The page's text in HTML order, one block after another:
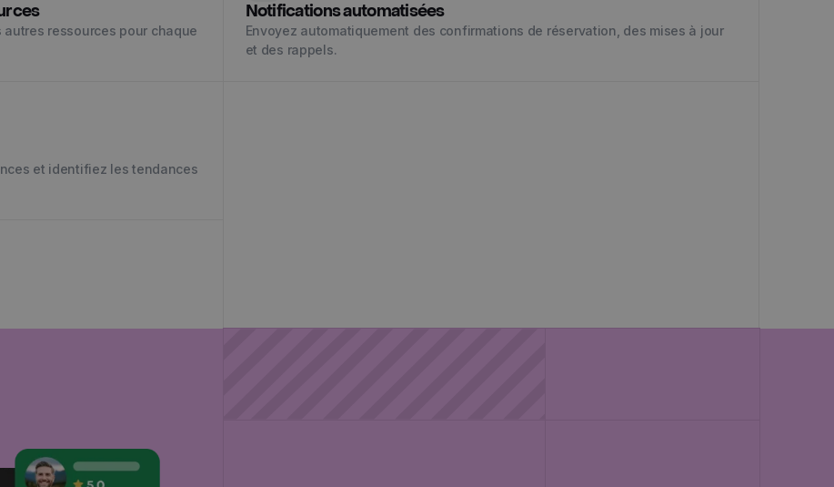
ressources pour chaque
Notifications automatisées
Envoyez automatiquement des confirmations de réservation, des mises à jour
et des rappels.
et identifiez les tendances